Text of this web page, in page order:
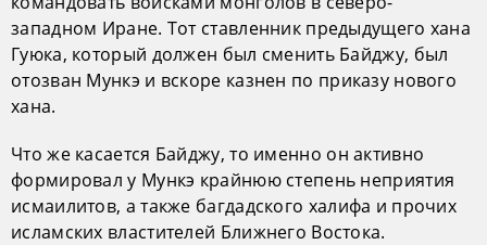
западном Иране. Тот ставленник предыдущего хана
Гуюка, который должен был сменить Байджу, был
отозван Мункэ и вскоре казнен по приказу нового
хана.
Что же касается Байджу, то именно он активно
формировал у Мункэ крайнюю степень неприятия
исмаилитов, а также багдадского халифа и прочих
исламских властителей Ближнего Востока.